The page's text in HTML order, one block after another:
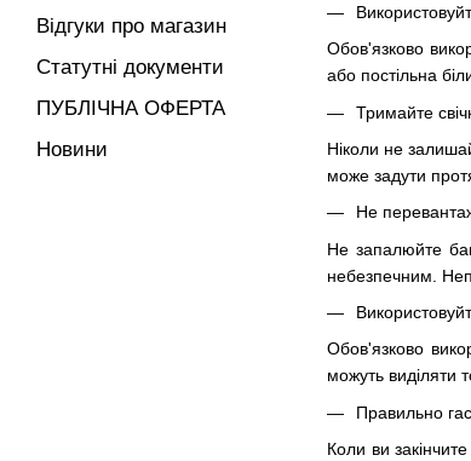
Обов'язково
або постільна
Тримайте
Ніколи не
може задути
Не
Не запалюйте
небезпечним.
Обов'язково
можуть виділяти
Правильно
Коли ви
Відгуки про магазин
Статутні документи
ПУБЛІЧНА ОФЕРТА
Новини